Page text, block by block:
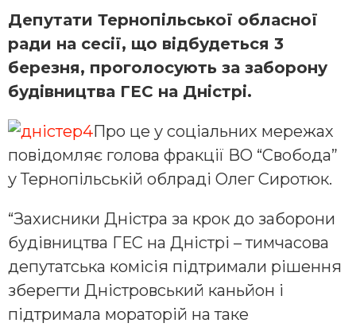
Депутати Тернопільської обласної
ради на сесії, що відбудеться 3
березня, проголосують за заборону
будівництва ГЕС на Дністрі.
Про це у соціальних мережах
повідомляє голова фракції ВО “Свобода”
у Тернопільській облраді Олег Сиротюк.
“Захисники Дністра за крок до заборони
будівництва ГЕС на Дністрі – тимчасова
депутатська комісія підтримали рішення
зберегти Дністровський каньйон і
підтримала мораторій на таке